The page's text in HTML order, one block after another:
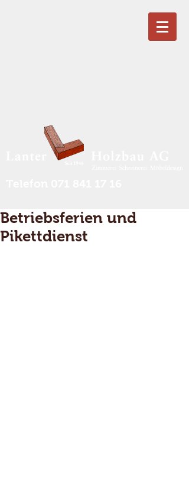
Betriebsferien und
Pikettdienst